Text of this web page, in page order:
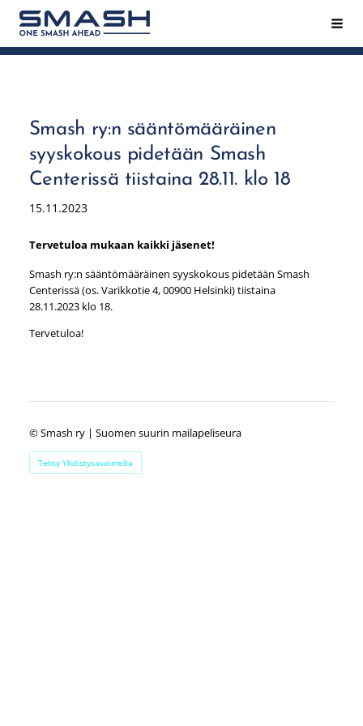
Siirry
sivun
sisältöön
Smash ry - Suomen suurin mailapeliseura
Smash ry:n sääntömääräinen
syyskokous pidetään Smash
Centerissä tiistaina 28.11. klo 18
15.11.2023
Tervetuloa mukaan kaikki jäsenet!
Smash ry:n sääntömääräinen syyskokous pidetään Smash
Centerissä (os. Varikkotie 4, 00900 Helsinki) tiistaina
28.11.2023 klo 18.
Tervetuloa!
©Smash ry | Suomen suurin mailapeliseura
Tehty Yhdistysavaimella